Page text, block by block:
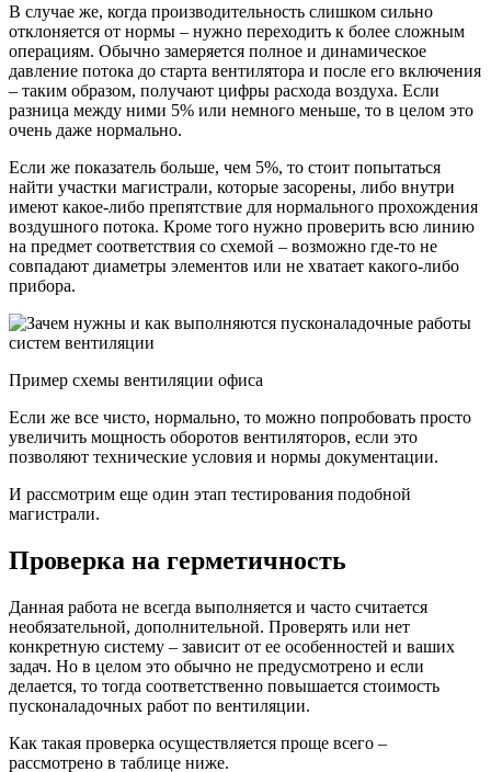
В случае же, когда производительность слишком сильно
отклоняется от нормы – нужно переходить к более сложным
операциям. Обычно замеряется полное и динамическое
давление потока до старта вентилятора и после его включения
– таким образом, получают цифры расхода воздуха. Если
разница между ними 5% или немного меньше, то в целом это
очень даже нормально.
Если же показатель больше, чем 5%, то стоит попытаться
найти участки магистрали, которые засорены, либо внутри
имеют какое-либо препятствие для нормального прохождения
воздушного потока. Кроме того нужно проверить всю линию
на предмет соответствия со схемой – возможно где-то не
совпадают диаметры элементов или не хватает какого-либо
прибора.
Пример схемы вентиляции офиса
Если же все чисто, нормально, то можно попробовать просто
увеличить мощность оборотов вентиляторов, если это
позволяют технические условия и нормы документации.
И рассмотрим еще один этап тестирования подобной
магистрали.
Проверка на герметичность
Данная работа не всегда выполняется и часто считается
необязательной, дополнительной. Проверять или нет
конкретную систему – зависит от ее особенностей и ваших
задач. Но в целом это обычно не предусмотрено и если
делается, то тогда соответственно повышается стоимость
пусконаладочных работ по вентиляции.
Как такая проверка осуществляется проще всего –
рассмотрено в таблице ниже.